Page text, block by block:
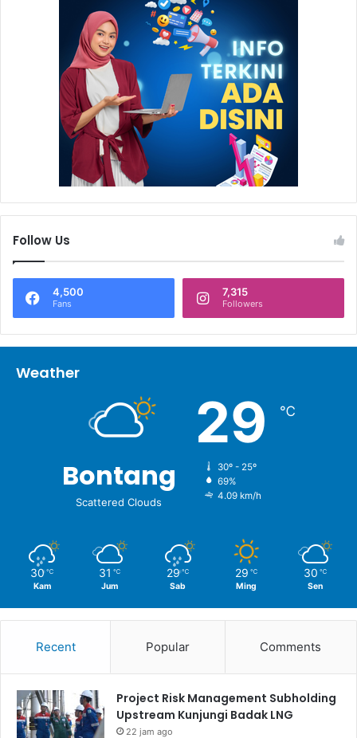
Follow Us
4,500
Fans
7,315
Followers
Weather
Bontang
Scattered Clouds
29 ℃
30º - 25º
69%
4.09 km/h
30 ℃
Kam
31 ℃
Jum
29 ℃
Sab
29 ℃
Ming
30 ℃
Sen
Recent Popular Comments
Project Risk Management Subholding
Upstream Kunjungi Badak LNG
22 jam ago